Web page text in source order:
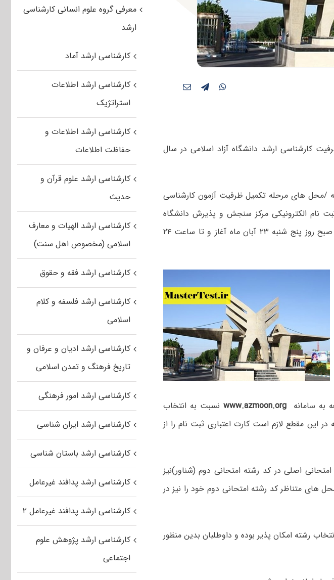
کارشناسی ارشد دانشگاه آزاد اسلامی در سال
/محل های مرحله تکمیل ظرفیت آزمون کارشناسی
ثبت نام الکترونیکی مرکز سنجش و پذیرش دانشگاه
منتشر شد . انتخاب رشته داوطلبان این مقطع از صبح روز پنج شنبه ۲۳ آبان ماه آغاز و تا ساعت ۲۴
به سامانه www.azmoon.org نسبت به انتخاب
در این مقطع لازم است کارت اعتباری ثبت نام را از
اصلی در کد رشته امتحانی دوم (شناور)نیز
های متناظر کد رشته امتحانی دوم خود را نیز در
رشته امکان پذیر بوده و داوطلبان بدین منظور
معرفی گروه علوم انسانی کارشناسی
ارشد
کارشناسی ارشد آماد
کارشناسی ارشد اطلاعات
استراتژیک
کارشناسی ارشد اطلاعات و
حفاظت اطلاعات
کارشناسی ارشد علوم قرآن و
حدیث
کارشناسی ارشد الهیات و معارف
اسلامی (مخصوص اهل سنت)
کارشناسی ارشد فقه و حقوق
کارشناسی ارشد فلسفه و کلام
اسلامی
کارشناسی ارشد ادیان و عرفان و
تاریخ فرهنگ و تمدن اسلامی
کارشناسی ارشد امور فرهنگی
کارشناسی ارشد ایران شناسی
کارشناسی ارشد باستان شناسی
کارشناسی ارشد پدافند غیرعامل
کارشناسی ارشد پدافند غیرعامل ۲
کارشناسی ارشد پژوهش علوم
اجتماعی